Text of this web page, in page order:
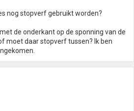
nog stopverf gebruikt worden?
de onderkant op de sponning van de
moet daar stopverf tussen? Ik ben